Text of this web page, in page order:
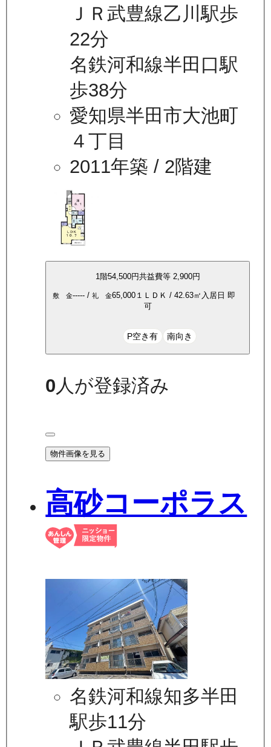
ＪＲ武豊線乙川駅歩
22分
名鉄河和線半田口駅
歩38分
愛知県半田市大池町
４丁目
2011年築 / 2階建
1 階54,500円共益費等 2,900円
敷 金-----/ 礼 金65,000１ＬＤＫ / 42.63㎡ 入居日 即
可
P空き有 南向き
0 人が登録済み
物件画像を見る
高砂コーポラス
名鉄河和線知多半田
駅歩11分